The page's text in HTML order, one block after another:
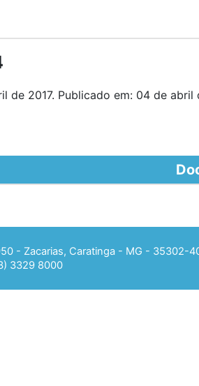
de 2017. Publicado em: 04 de abril
- Zacarias, Caratinga - MG - 35302-
3329 8000